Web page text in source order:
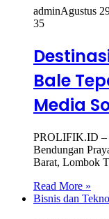
adminAgustus
35
Bale
Media
PROLIFIK.ID –
Bendungan
Barat, Lombok
Read More »
Bisnis dan